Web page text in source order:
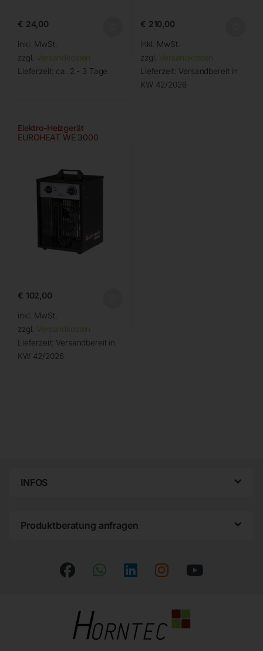
€ 24,00
inkl. MwSt.
zzgl. Versandkosten
Lieferzeit: ca. 2 - 3 Tage
€ 210,00
inkl. MwSt.
zzgl. Versandkosten
Lieferzeit: Versandbereit in
KW 42/2026
Elektro-Heizgerät
EUROHEAT WE 3000
€ 102,00
inkl. MwSt.
zzgl. Versandkosten
Lieferzeit: Versandbereit in
KW 42/2026
INFOS
Produktberatung anfragen